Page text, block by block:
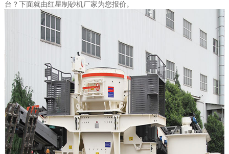
台？下面就由红星制砂机厂家为您报价。